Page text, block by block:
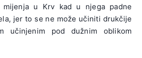
u Krv kad u njega padne
jer to se ne može učiniti drukčije
učinjenim pod dužnim oblikom